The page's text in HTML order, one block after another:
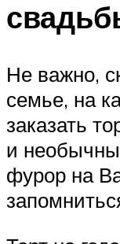
Не важно,
семье, на
заказать
и
фурор на